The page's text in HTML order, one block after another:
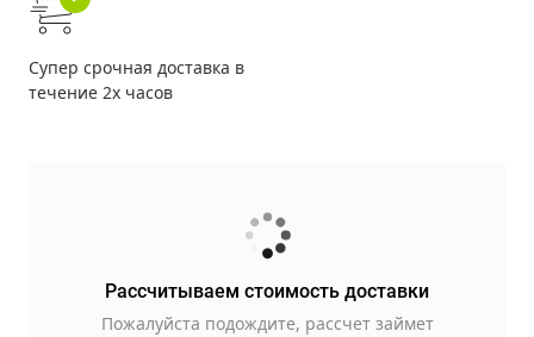
Супер срочная доставка в
течение 2х часов
Рассчитываем стоимость доставки
Пожалуйста подождите, рассчет займет